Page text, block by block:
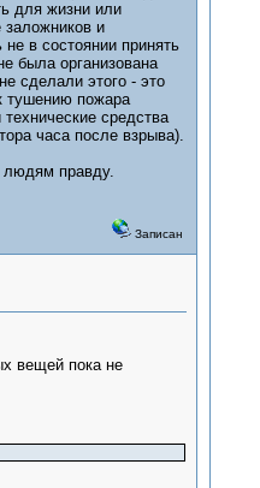
для жизни или
заложников и
в состоянии принять
была организована
сделали этого - это
тушению пожара
средства
часа после взрыва).
людям правду.
Записан
вещей пока не